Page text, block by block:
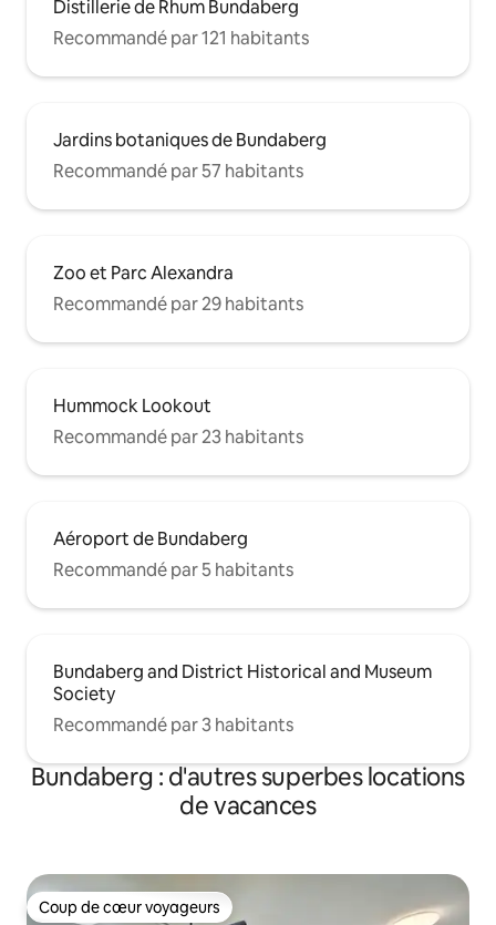
Distillerie de Rhum Bundaberg
Recommandé par 121 habitants
Jardins botaniques de Bundaberg
Recommandé par 57 habitants
Zoo et Parc Alexandra
Recommandé par 29 habitants
Hummock Lookout
Recommandé par 23 habitants
Aéroport de Bundaberg
Recommandé par 5 habitants
Bundaberg and District Historical and Museum
Society
Recommandé par 3 habitants
Bundaberg : d'autres superbes locations
de vacances
Coup de cœur voyageurs
Coup de cœur voyageurs